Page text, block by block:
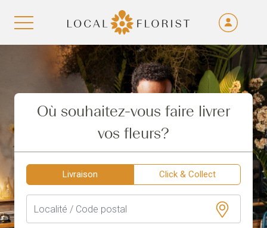
Aller au contenu
Où souhaitez-vous faire livrer
vos fleurs?
Livraison Click & Collect